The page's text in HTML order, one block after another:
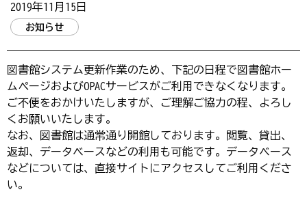
2019年11月15日
お知らせ
図書館システム更新作業のため、下記の日程で図書館ホー
ムページおよびOPACサービスがご利用できなくなります。
ご不便をおかけいたしますが、ご理解ご協力の程、よろし
くお願いいたします。
なお、図書館は通常通り開館しております。閲覧、貸出、
返却、データベースなどの利用も可能です。データベース
などについては、直接サイトにアクセスしてご利用くださ
い。